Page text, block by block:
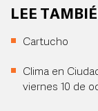
LEE
Cartucho
Clima en
viernes 10 de